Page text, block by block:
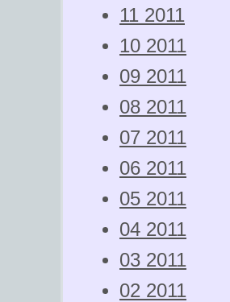
11 2011
10 2011
09 2011
08 2011
07 2011
06 2011
05 2011
04 2011
03 2011
02 2011